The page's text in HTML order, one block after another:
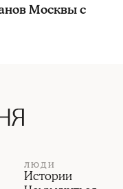
Москвы с
ЛЮДИ
Истории